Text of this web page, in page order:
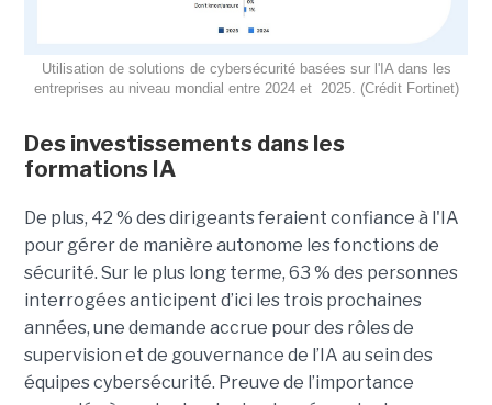
Utilisation de solutions de cybersécurité basées sur l'IA dans les
entreprises au niveau mondial entre 2024 et 2025. (Crédit Fortinet)
Des investissements dans les
formations IA
De plus, 42 % des dirigeants feraient confiance à l'IA
pour gérer de manière autonome les fonctions de
sécurité. Sur le plus long terme, 63 % des personnes
interrogées anticipent d’ici les trois prochaines
années, une demande accrue pour des rôles de
supervision et de gouvernance de l’IA au sein des
équipes cybersécurité. Preuve de l’importance